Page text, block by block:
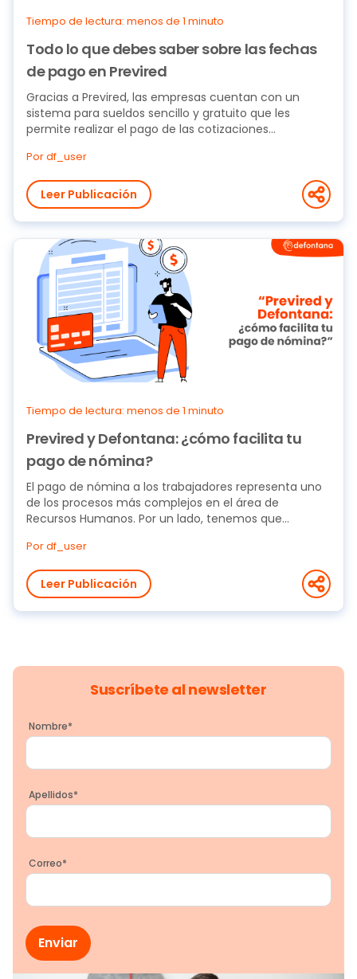
Tiempo de lectura: menos de 1 minuto
Todo lo que debes saber sobre las fechas
de pago en Previred
Gracias a Previred, las empresas cuentan con un
sistema para sueldos sencillo y gratuito que les
permite realizar el pago de las cotizaciones...
Por df_user
Leer Publicación
Tiempo de lectura: menos de 1 minuto
Previred y Defontana: ¿cómo facilita tu
pago de nómina?
El pago de nómina a los trabajadores representa uno
de los procesos más complejos en el área de
Recursos Humanos. Por un lado, tenemos que
Por df_user
Leer Publicación
Suscríbete al newsletter
Nombre*
Apellidos*
Correo*